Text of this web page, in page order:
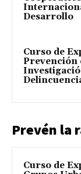
Desarrollo
Curso de
Prevención
Prevén la
Curso de